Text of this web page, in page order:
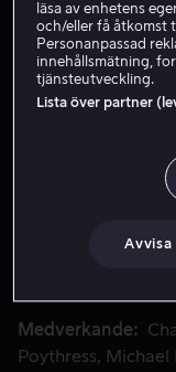
Fysikern Jim
Fysikern Jim
människorna i
Medverkande
Poythress
Michael
läsa av enhetens
och/eller få åtkomst
Personanpassad
innehållsmätning,
tjänsteutveckling.
Lista över partner
Avvisa